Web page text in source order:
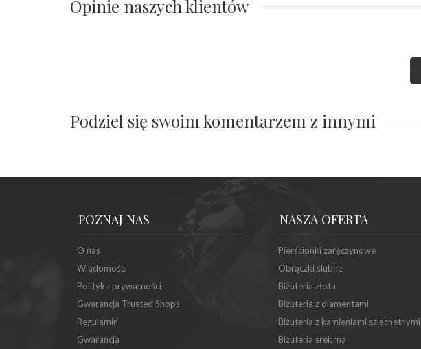
Opinie naszych klientów
Podziel się swoim komentarzem z innymi
POZNAJ NAS
O nas
Wiadomości
Polityka prywatności
Gwarancja Trusted Shops
Regulamin
Gwarancja
NASZA OFERTA
Pierścionki zaręczynowe
Obrączki ślubne
Biżuteria złota
Biżuteria z diamentami
Biżuteria z kamieniami szlachetnymi
Biżuteria srebrna